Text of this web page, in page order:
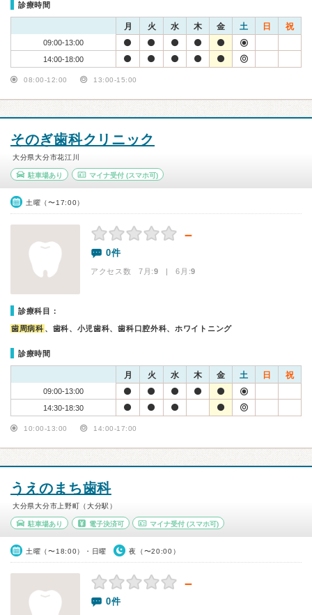
診療時間
月 火 水 木 金 土 日 祝
09:00-13:00
14:00-18:00
08:00-12:00 13:00-15:00
そのぎ歯科クリニック
大分県大分市花江川
駐車場あり マイナ受付(スマホ可)
土曜（〜17:00）
－
0件
アクセス数 7月:9 | 6月:9
診療科目：
歯周病科 、歯科、小児歯科、歯科口腔外科、ホワイトニング
診療時間
月 火 水 木 金 土 日 祝
09:00-13:00
14:30-18:30
10:00-13:00 14:00-17:00
うえのまち歯科
大分県大分市上野町（大分駅）
駐車場あり 電子決済可 マイナ受付 (スマホ可)
土曜（〜18:00）・日曜 夜（〜20:00）
－
0件